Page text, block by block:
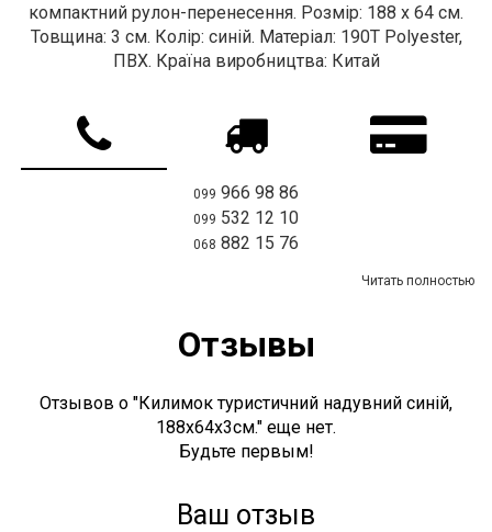
компактний рулон-перенесення. Розмір: 188 х 64 см.
Товщина: 3 см. Колір: синій. Матеріал: 190T Polyester,
ПВХ. Країна виробництва: Китай
099 966 98 86
099 532 12 10
068 882 15 76
Читать полностью
Отзывы
Отзывов о "Килимок туристичний надувний синій,
188х64х3см." еще нет.
Будьте первым!
Ваш отзыв